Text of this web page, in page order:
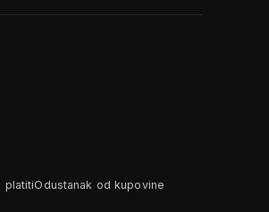
platitiOdustanak od kupovine